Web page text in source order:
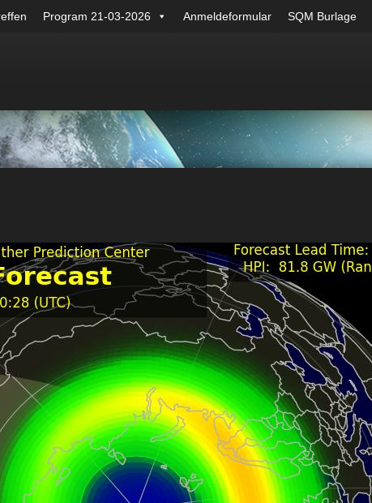
Program 21-03-2026 Anmeldeformular SQM Burlage